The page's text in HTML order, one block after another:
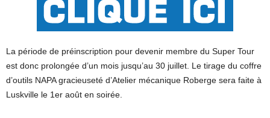
La période de préinscription pour devenir membre du Super Tour
est donc prolongée d’un mois jusqu’au 30 juillet. Le tirage du coffre
d’outils NAPA gracieuseté d’Atelier mécanique Roberge sera faite à
Luskville le 1er août en soirée.